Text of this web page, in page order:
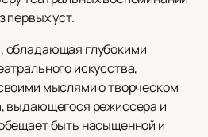
первых уст.
обладающая глубокими
искусства,
мыслями о творческом
выдающегося режиссера и
быть насыщенной и